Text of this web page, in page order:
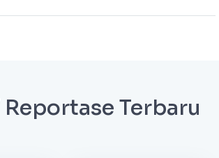
Terbaru